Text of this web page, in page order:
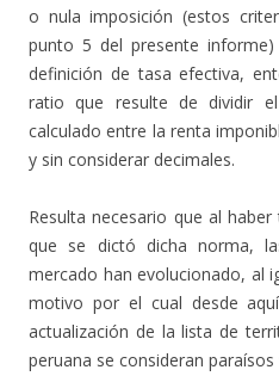
o nula imposición (estos
punto 5 del presente
definición de tasa efectiva,
ratio que resulte de dividir
calculado entre la renta
y sin considerar decimales.
Resulta necesario que al
que se dictó dicha norma,
mercado han evolucionado, al
motivo por el cual desde
actualización de la lista de
peruana se consideran paraísos